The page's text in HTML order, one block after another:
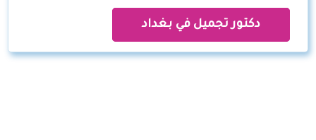
دكتور تجميل في بغداد